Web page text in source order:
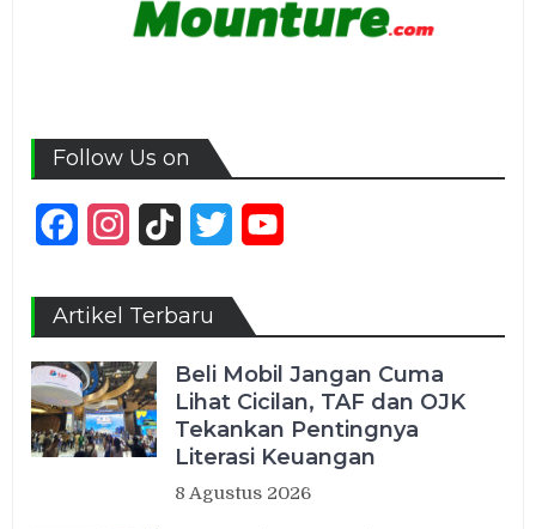
Follow Us on
FacebookInstagram
TikTok Twitter
Artikel Terbaru
Beli Mobil Jangan Cuma
Lihat Cicilan, TAF dan OJK
Tekankan Pentingnya
Literasi Keuangan
8 Agustus 2026